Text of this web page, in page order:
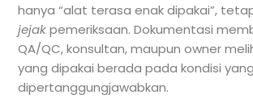
hanya “alat terasa enak dipakai”,
jejakpemeriksaan. Dokumentasi
QA/QC, konsultan, maupun owner
yang dipakai berada pada kondisi
dipertanggungjawabkan.